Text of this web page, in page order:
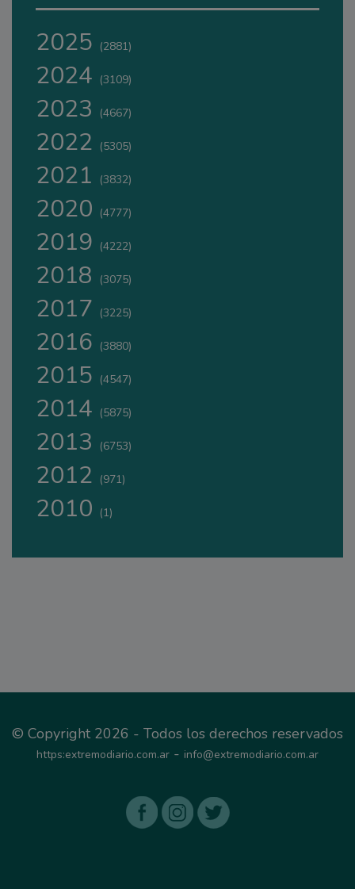
2025 (2881)
2024 (3109)
2023 (4667)
2022 (5305)
2021 (3832)
2020 (4777)
2019 (4222)
2018 (3075)
2017 (3225)
2016 (3880)
2015 (4547)
2014 (5875)
2013 (6753)
2012 (971)
2010 (1)
© Copyright 2026 - Todos los derechos reservados
https:extremodiario.com.ar - info@extremodiario.com.ar